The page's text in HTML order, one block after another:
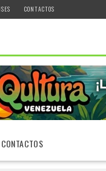
CONTACTOS
CONTACTOS